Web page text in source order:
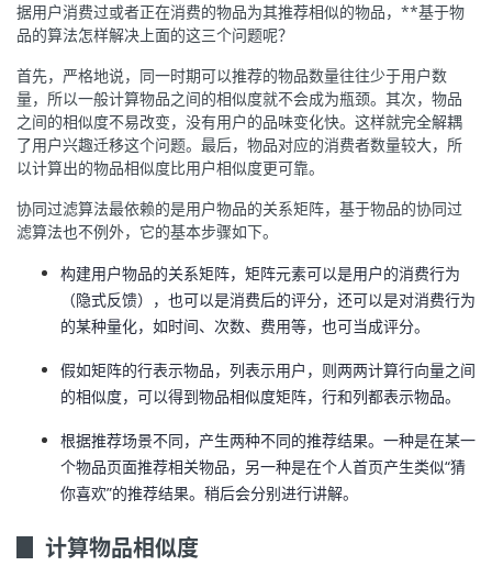
据用户消费过或者正在消费的物品为其推荐相似的物品，**基于物
品的算法怎样解决上面的这三个问题呢？
首先，严格地说，同一时期可以推荐的物品数量往往少于用户数
量，所以一般计算物品之间的相似度就不会成为瓶颈。其次，物品
之间的相似度不易改变，没有用户的品味变化快。这样就完全解耦
了用户兴趣迁移这个问题。最后，物品对应的消费者数量较大，所
以计算出的物品相似度比用户相似度更可靠。
协同过滤算法最依赖的是用户物品的关系矩阵，基于物品的协同过
滤算法也不例外，它的基本步骤如下。
构建用户物品的关系矩阵，矩阵元素可以是用户的消费行为
（隐式反馈），也可以是消费后的评分，还可以是对消费行为
的某种量化，如时间、次数、费用等，也可当成评分。
假如矩阵的行表示物品，列表示用户，则两两计算行向量之间
的相似度，可以得到物品相似度矩阵，行和列都表示物品。
根据推荐场景不同，产生两种不同的推荐结果。一种是在某一
个物品页面推荐相关物品，另一种是在个人首页产生类似“猜
你喜欢”的推荐结果。稍后会分别进行讲解。
▊ 计算物品相似度